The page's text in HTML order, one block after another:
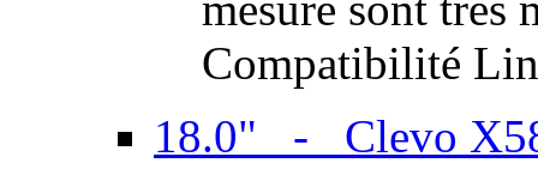
Compatibilité
18.0" - Clevo